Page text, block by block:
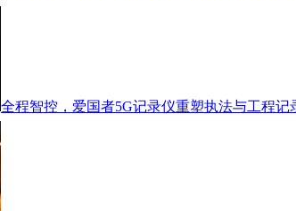
全程智控，爱国者5G记录仪重塑执法与工程记